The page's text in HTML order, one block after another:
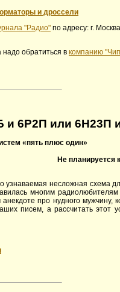
и дроссели
"Радио" по адресу: г.
обратиться в компанию
и 6Р2П или 6Н23П
«пять плюс один»
Не планируется
узнаваемая несложная схема
многим
про нудного мужчину,
писем, а рассчитать этот